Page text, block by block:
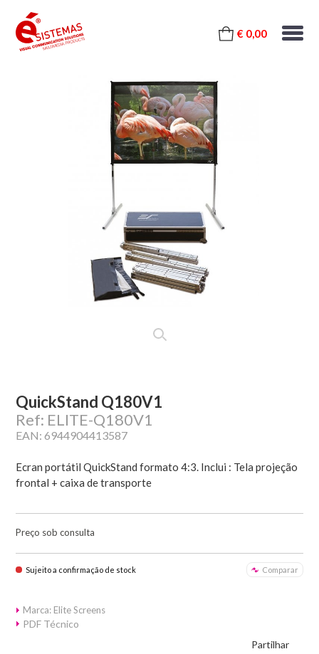
€ 0,00
QuickStand Q180V1
Ref: ELITE-Q180V1
EAN: 6944904413587
Ecran portátil QuickStand formato 4:3. Inclui : Tela projeção
frontal + caixa de transporte
Preço sob consulta
Sujeito a confirmação de stock Comparar
Marca: Elite Screens
PDF Técnico
Partilhar